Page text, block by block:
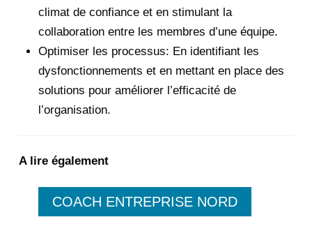
climat de confiance et en stimulant la
collaboration entre les membres d’une équipe.
Optimiser les processus: En identifiant les
dysfonctionnements et en mettant en place des
solutions pour améliorer l’efficacité de
l’organisation.
A lire également
COACH ENTREPRISE NORD